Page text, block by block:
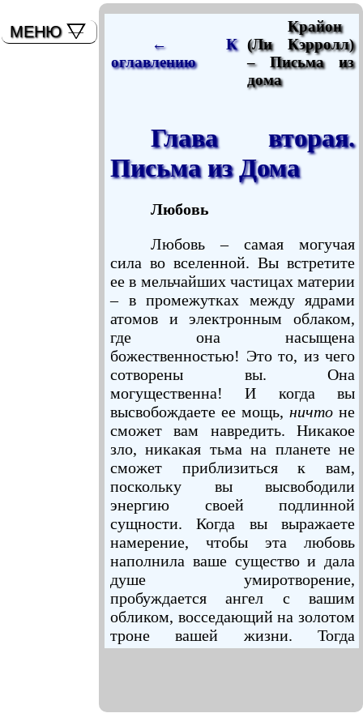
← К
оглавлению
Крайон
(Ли Кэрролл)
– Письма из
дома
Глава вторая.
Письма из Дома
Любовь
Любовь – самая могучая
сила во вселенной. Вы встретите
ее в мельчайших частицах материи
– в промежутках между ядрами
атомов и электронным облаком,
где она насыщена
божественностью! Это то, из чего
сотворены вы. Она
могущественна! И когда вы
высвобождаете ее мощь, ничто не
сможет вам навредить. Никакое
зло, никакая тьма на планете не
сможет приблизиться к вам,
поскольку вы высвободили
энергию своей подлинной
сущности. Когда вы выражаете
намерение, чтобы эта любовь
наполнила ваше существо и дала
душе умиротворение,
пробуждается ангел с вашим
обликом, восседающий на золотом
троне вашей жизни. Тогда
пробуждается присутствие «Я
МЕНЮ